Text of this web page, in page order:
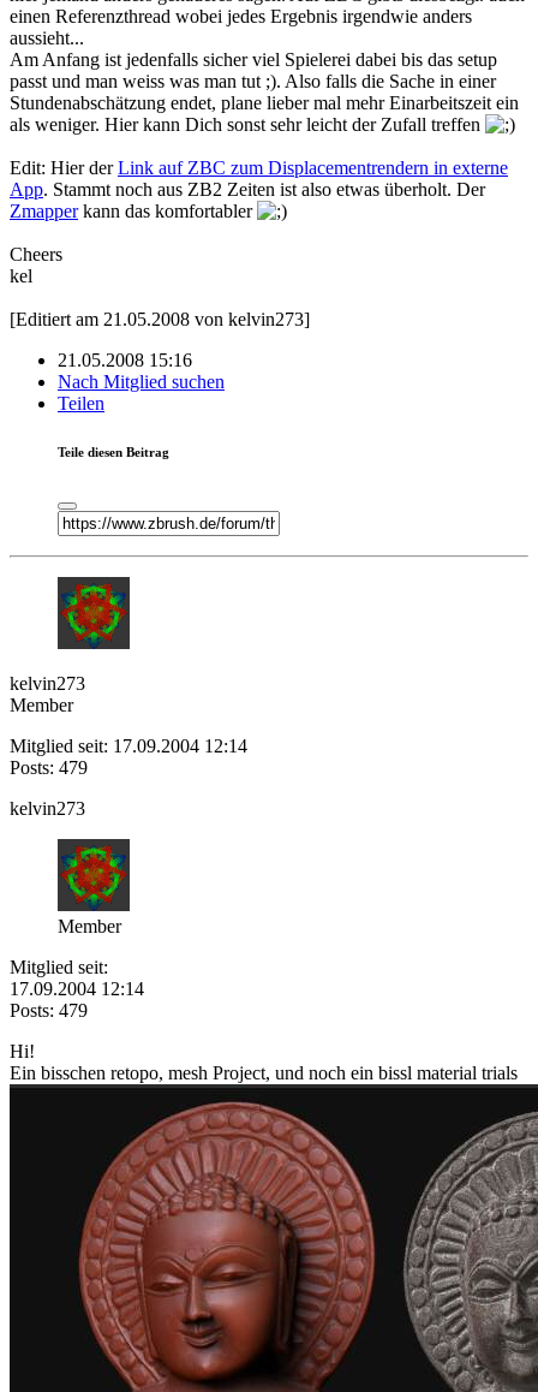
einen Referenzthread wobei jedes Ergebnis irgendwie anders
aussieht...
Am Anfang ist jedenfalls sicher viel Spielerei dabei bis das setup
passt und man weiss was man tut ;). Also falls die Sache in einer
Stundenabschätzung endet, plane lieber mal mehr Einarbeitszeit ein
als weniger. Hier kann Dich sonst sehr leicht der Zufall treffen
Edit: Hier derLink auf ZBC zum Displacementrendern in externe
App. Stammt noch aus ZB2 Zeiten ist also etwas überholt. Der
Zmapperkann das komfortabler
Cheers
kel
[Editiert am 21.05.2008 von kelvin273]
21.05.2008 15:16
Nach Mitglied suchen
Teilen
Teile diesen Beitrag
kelvin273
Member
Mitglied seit: 17.09.2004 12:14
Posts: 479
kelvin273
Member
Mitglied seit:
17.09.2004 12:14
Posts: 479
Hi!
Ein bisschen retopo, mesh Project, und noch ein bissl material trials